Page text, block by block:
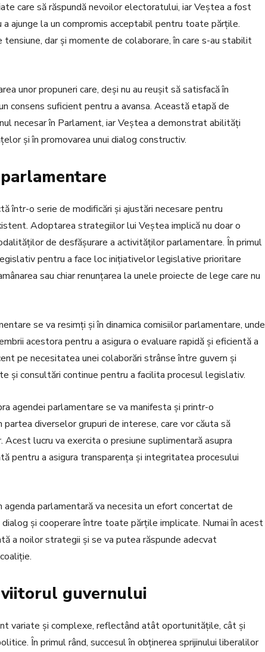
care să răspundă nevoilor electoratului, iar Veștea a fost
ajunge la un compromis acceptabil pentru toate părțile.
dar și momente de colaborare, în care s-au stabilit
unor propuneri care, deși nu au reușit să satisfacă în
suficient pentru a avansa. Această etapă de
necesar în Parlament, iar Veștea a demonstrat abilități
și în promovarea unui dialog constructiv.
într-o serie de modificări și ajustări necesare pentru
Adoptarea strategiilor lui Veștea implică nu doar o
de desfășurare a activităților parlamentare. În primul
pentru a face loc inițiativelor legislative prioritare
sau chiar renunțarea la unele proiecte de lege care nu
se va resimți și în dinamica comisiilor parlamentare, unde
acestora pentru a asigura o evaluare rapidă și eficientă a
pe necesitatea unei colaborări strânse între guvern și
și consultări continue pentru a facilita procesul legislativ.
agendei parlamentare se va manifesta și printr-o
diverselor grupuri de interese, care vor căuta să
lucru va exercita o presiune suplimentară asupra
pentru a asigura transparența și integritatea procesului
parlamentară va necesita un efort concertat de
și cooperare între toate părțile implicate. Numai în acest
a noilor strategii și se va putea răspunde adecvat
guvernului
variate și complexe, reflectând atât oportunitățile, cât și
În primul rând, succesul în obținerea sprijinului liberalilor